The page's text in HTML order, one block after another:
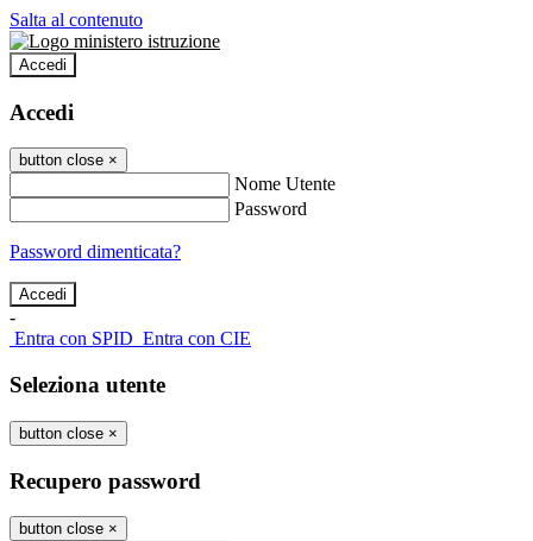
Salta al contenuto
Accedi
Accedi
button close ×
Nome Utente
Password
Password dimenticata?
-
Entra con SPID Entra con CIE
Seleziona utente
button close ×
Recupero password
button close ×